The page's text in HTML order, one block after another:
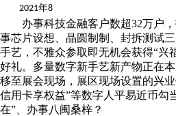
2021年8
办事科技金融客户数超32万户，
事芯片设想、晶圆制制、封拆测试
手艺，不雅众参取即无机会获得“兴
好礼。多量数字新手艺新产物正在
移至展会现场，展区现场设置的兴
信用卡享权益”等数字人平易近币勾
在”、办事八闽桑梓？